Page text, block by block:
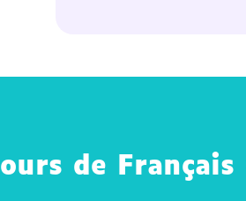
de Français